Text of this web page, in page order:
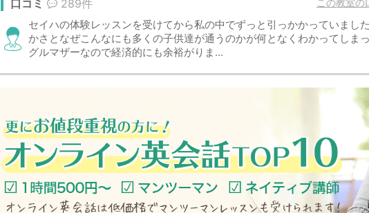
この教室の
口コミ 289件
セイハの体験レッスンを受けてから私の中でずっと引っかかっていまし
かさとなぜこんなにも多くの子供達が通うのかが何となくわかってしま
グルマザーなので経済的にも余裕がりま...